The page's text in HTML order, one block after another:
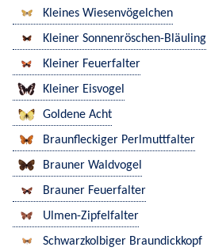
Kleines Wiesenvögelchen
Kleiner Sonnenröschen-Bläuling
Kleiner Feuerfalter
Kleiner Eisvogel
Goldene Acht
Braunfleckiger Perlmuttfalter
Brauner Waldvogel
Brauner Feuerfalter
Ulmen-Zipfelfalter
Schwarzkolbiger Braundickkopf